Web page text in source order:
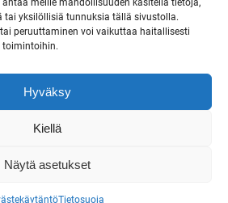
meille mahdollisuuden käsitellä tietoja,
tai yksilöllisiä tunnuksia tällä sivustolla.
peruuttaminen voi vaikuttaa haitallisesti
toimintoihin.
Hyväksy
Kiellä
Näytä asetukset
Tietosuoja
Ruskon yhteystiedot
Virka-ajan ulkopuolella